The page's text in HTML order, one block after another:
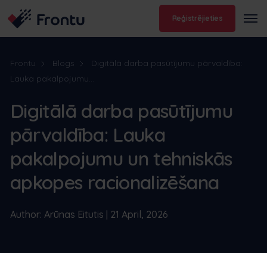
Reģistrējieties
Frontu Blogs
Digitālā darba pasūtījumu pārvaldība:
Lauka pakalpojumu...
Digitālā darba pasūtījumu
pārvaldība: Lauka
pakalpojumu un tehniskās
apkopes racionalizēšana
Author: Arūnas Eitutis | 21 April, 2026